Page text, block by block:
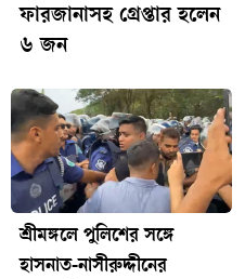
আসছে এয়ার অ্যাম্বুলেন্স
ফারজানাসহ গ্রেপ্তার হলেন
৬ জন
শ্রীমঙ্গলে পুলিশের সঙ্গে
হাসনাত-নাসীরুদ্দীনের